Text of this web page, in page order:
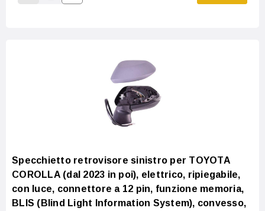
Decrease Quantity:
Increase Quantity:
Specchietto retrovisore sinistro per TOYOTA
COROLLA (dal 2023 in poi), elettrico, ripiegabile,
con luce, connettore a 12 pin, funzione memoria,
BLIS (Blind Light Information System), convesso,